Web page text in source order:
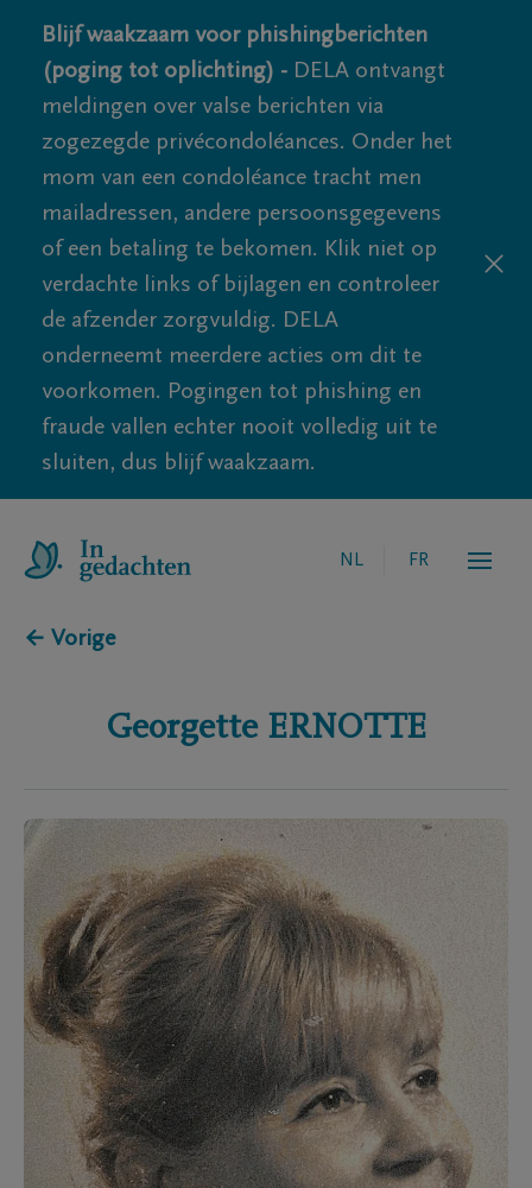
Blijf waakzaam voor phishingberichten
(poging tot oplichting) - DELA ontvangt
meldingen over valse berichten via
zogezegde privécondoléances. Onder het
mom van een condoléance tracht men
mailadressen, andere persoonsgegevens
of een betaling te bekomen. Klik niet op
verdachte links of bijlagen en controleer
de afzender zorgvuldig. DELA
onderneemt meerdere acties om dit te
voorkomen. Pogingen tot phishing en
fraude vallen echter nooit volledig uit te
sluiten, dus blijf waakzaam.
NL FR
← Vorige
Georgette ERNOTTE